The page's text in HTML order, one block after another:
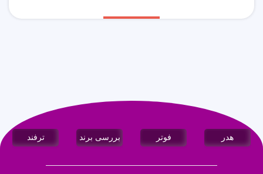
هدر فوتر بررسی برند ترفند